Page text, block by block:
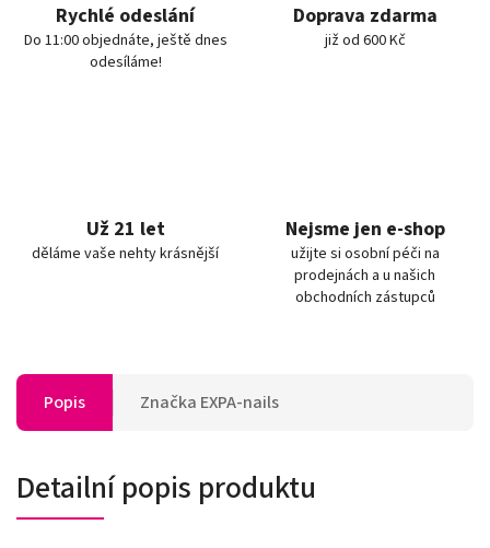
Rychlé odeslání
Do 11:00 objednáte, ještě dnes
odesíláme!
Doprava zdarma
již od 600 Kč
Už 21 let
děláme vaše nehty krásnější
Nejsme jen e-shop
užijte si osobní péči na
prodejnách a u našich
obchodních zástupců
Popis Značka EXPA-nails
Detailní popis produktu